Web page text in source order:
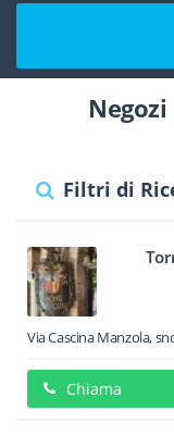
Filtri di
Via Cascina Manzola,
Chiama